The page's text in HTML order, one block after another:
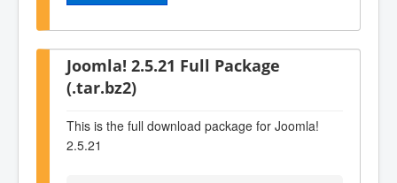
Joomla! 2.5.21 Full Package
(.tar.bz2)
This is the full download package for Joomla!
2.5.21